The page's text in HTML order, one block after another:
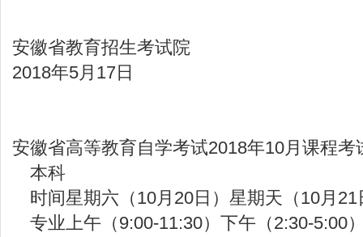
安徽省教育招生考试院
2018年5月17日
安徽省高等教育自学考试2018年10月课程考
本科
时间星期六（10月20日）星期天（10月21
专业上午（9:00-11:30）下午（2:30-5:00